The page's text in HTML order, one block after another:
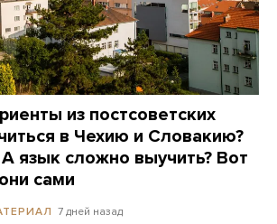
из постсоветских
в Чехию и Словакию?
язык сложно выучить? Вот
сами
7 дней назад